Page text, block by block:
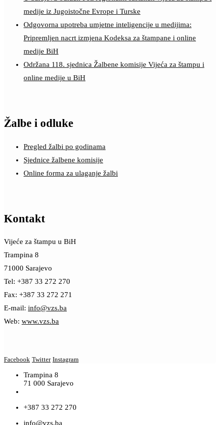
medije iz Jugoistočne Evrope i Turske
Odgovorna upotreba umjetne inteligencije u medijima:
Pripremljen nacrt izmjena Kodeksa za štampane i online
medije BiH
Održana 118. sjednica Žalbene komisije Vijeća za štampu i
online medije u BiH
Žalbe i odluke
Pregled žalbi po godinama
Sjednice žalbene komisije
Online forma za ulaganje žalbi
Kontakt
Vijeće za štampu u BiH
Trampina 8
71000 Sarajevo
Tel: +387 33 272 270
Fax: +387 33 272 271
E-mail: info@vzs.ba
Web: www.vzs.ba
Facebook Twitter Instagram
Trampina 8
71 000 Sarajevo
+387 33 272 270
info@vzs.ba